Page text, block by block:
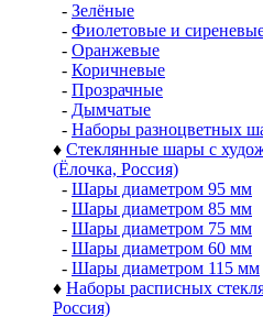
- Зелёные
- Фиолетовые и
- Оранжевые
- Коричневые
- Прозрачные
- Дымчатые
- Наборы разноцветных
♦ Стеклянные шары с
(Ёлочка, Россия)
- Шары диаметром 95 мм
- Шары диаметром 85 мм
- Шары диаметром 75 мм
- Шары диаметром 60 мм
- Шары диаметром 115 мм
♦ Наборы расписных
Россия)